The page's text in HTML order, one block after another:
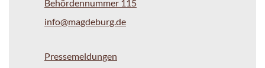
Behördennummer 115
info@magdeburg.de
Pressemeldungen